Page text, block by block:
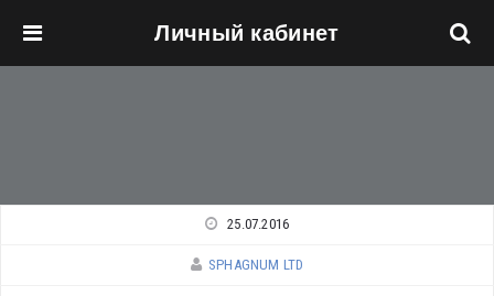
Личный кабинет
25.07.2016
SPHAGNUM LTD